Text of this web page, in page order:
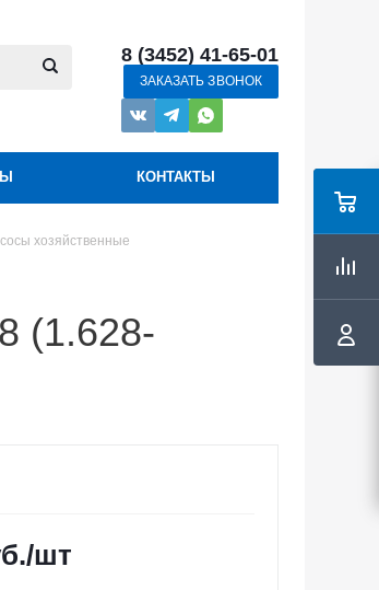
8 (3452) 41-65-01
ЗАКАЗАТЬ ЗВОНОК
КОНТАКТЫ
хозяйственные
(1.628-
/шт